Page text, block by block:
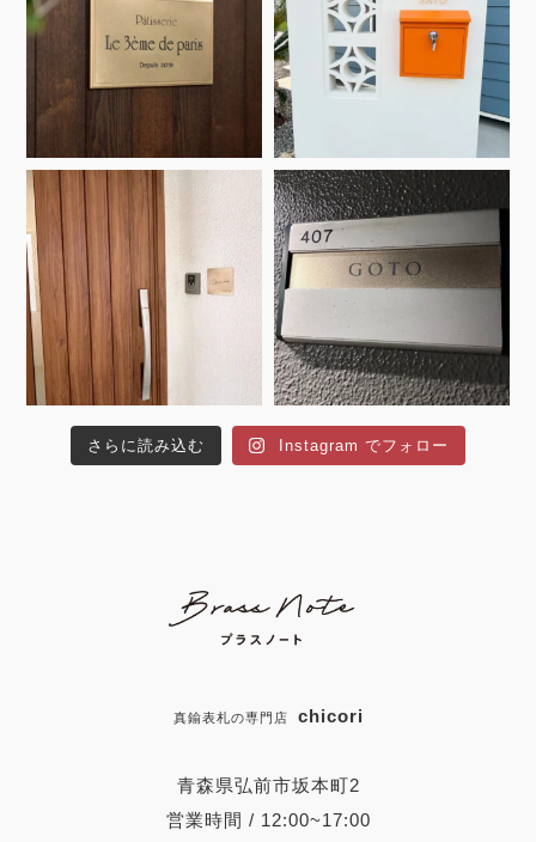
真鍮表札の専門店 chicori
青森県弘前市坂本町2
営業時間 / 12:00~17:00
さらに読み込む Instagram でフォロー